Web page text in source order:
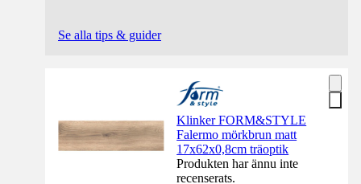
Se alla tips & guider
Klinker FORM&STYLE
Falermo mörkbrun matt
17x62x0,8cm träoptik
Produkten har ännu inte
recenserats.